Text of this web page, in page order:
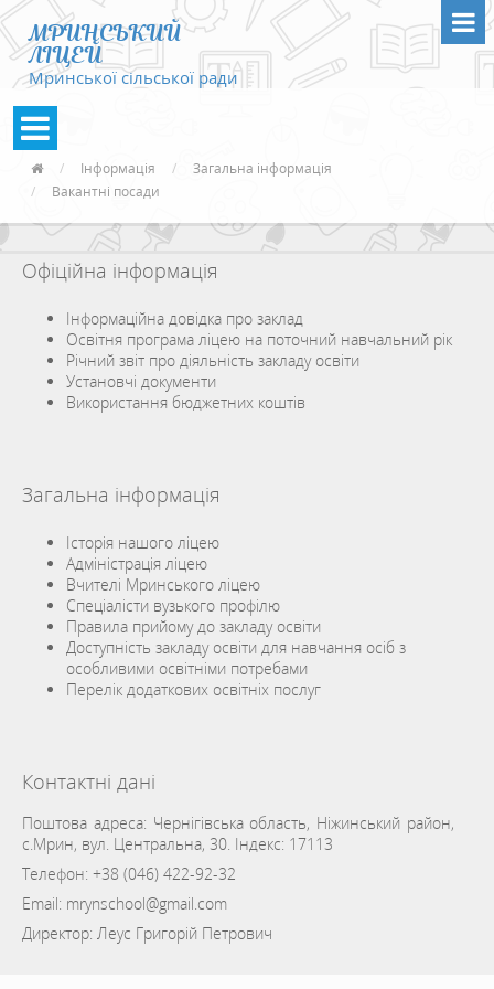
МРИНСЬКИЙ
ЛІЦЕЙ
Мринської сільської ради
Інформація
Загальна інформація
Вакантні посади
Офіційна інформація
Інформаційна довідка про заклад
Освітня програма ліцею на поточний навчальний рік
Річний звіт про діяльність закладу освіти
Установчі документи
Використання бюджетних коштів
Загальна інформація
Історія нашого ліцею
Адміністрація ліцею
Вчителі Мринського ліцею
Спеціалісти вузького профілю
Правила прийому до закладу освіти
Доступність закладу освіти для навчання осіб з
особливими освітніми потребами
Перелік додаткових освітніх послуг
Контактні дані
Поштова адреса: Чернігівська область, Ніжинський район,
с.Мрин, вул. Центральна, 30. Індекс: 17113
Телефон: +38 (046) 422-92-32
Email: mrynschool@gmail.com
Директор: Леус Григорій Петрович